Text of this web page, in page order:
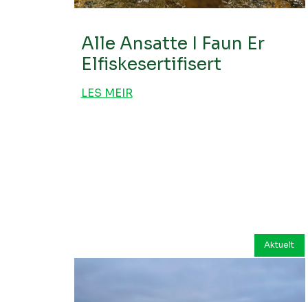
Alle Ansatte I Faun Er
Elfiskesertifisert
LES MEIR
Aktuelt